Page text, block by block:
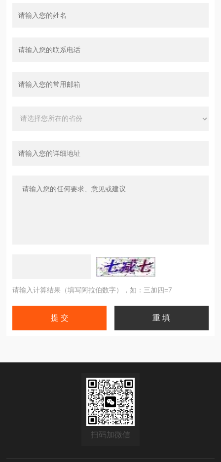
请输入计算结果（填写阿拉伯数字），如：三加四=7
扫码加微信